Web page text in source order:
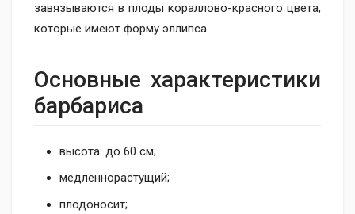
завязываются в плоды кораллово-красного цвета,
которые имеют форму эллипса.
Основные характеристики
барбариса
высота: до 60 см;
медленнорастущий;
плодоносит;